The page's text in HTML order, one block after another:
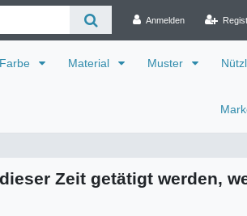
Anmelden
Farbe Material Muster
Zeit getätigt werden,